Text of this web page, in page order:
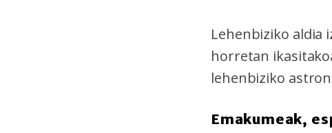
Lehenbiziko aldia
horretan
lehenbiziko
Emakumeak,